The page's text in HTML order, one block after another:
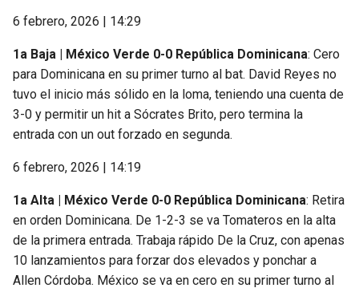
6 febrero, 2026 | 14:29
1a Baja | México Verde 0-0 República Dominicana: Cero
para Dominicana en su primer turno al bat. David Reyes no
tuvo el inicio más sólido en la loma, teniendo una cuenta de
3-0 y permitir un hit a Sócrates Brito, pero termina la
entrada con un out forzado en segunda.
6 febrero, 2026 | 14:19
1a Alta | México Verde 0-0 República Dominicana: Retira
en orden Dominicana. De 1-2-3 se va Tomateros en la alta
de la primera entrada. Trabaja rápido De la Cruz, con apenas
10 lanzamientos para forzar dos elevados y ponchar a
Allen Córdoba. México se va en cero en su primer turno al